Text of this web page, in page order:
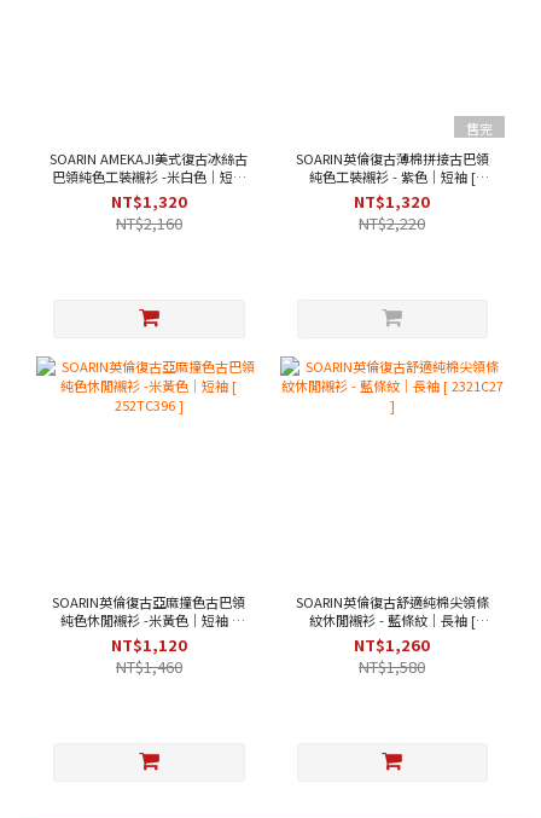
SOARIN AMEKAJI美式復古冰絲古
巴領純色工裝襯衫 -米白色｜短袖
[ 252TC397 ]
NT$1,320
NT$2,160
售完
SOARIN英倫復古薄棉拼接古巴領
純色工裝襯衫 - 紫色｜短袖 [
2321C43 ]
NT$1,320
NT$2,220
SOARIN英倫復古亞麻撞色古巴領
純色休閒襯衫 -米黃色｜短袖 [
252TC396 ]
NT$1,120
NT$1,460
SOARIN英倫復古舒適純棉尖領條
紋休閒襯衫 - 藍條紋｜長袖 [
2321C27 ]
NT$1,260
NT$1,580